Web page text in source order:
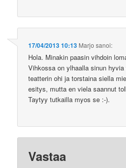
17/04/2013 10:13 Marjo sanoi:
Hola. Minakin paasin vihdoin
Vihkossa on ylhaalla sinun
teatterin ohi ja torstaina siella
esitys, mutta en viela saannut
Taytyy tutkailla myos se :-).
Vastaa